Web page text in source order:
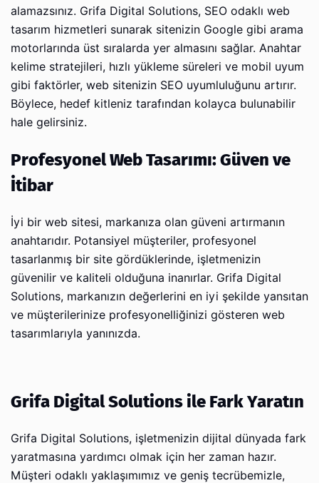
alamazsınız. Grifa Digital Solutions, SEO odaklı web
tasarım hizmetleri sunarak sitenizin Google gibi arama
motorlarında üst sıralarda yer almasını sağlar. Anahtar
kelime stratejileri, hızlı yükleme süreleri ve mobil uyum
gibi faktörler, web sitenizin SEO uyumluluğunu artırır.
Böylece, hedef kitleniz tarafından kolayca bulunabilir
hale gelirsiniz.
Profesyonel Web Tasarımı: Güven ve
İtibar
İyi bir web sitesi, markanıza olan güveni artırmanın
anahtarıdır. Potansiyel müşteriler, profesyonel
tasarlanmış bir site gördüklerinde, işletmenizin
güvenilir ve kaliteli olduğuna inanırlar. Grifa Digital
Solutions, markanızın değerlerini en iyi şekilde yansıtan
ve müşterilerinize profesyonelliğinizi gösteren web
tasarımlarıyla yanınızda.
Grifa Digital Solutions ile Fark Yaratın
Grifa Digital Solutions, işletmenizin dijital dünyada fark
yaratmasına yardımcı olmak için her zaman hazır.
Müşteri odaklı yaklaşımımız ve geniş tecrübemizle,